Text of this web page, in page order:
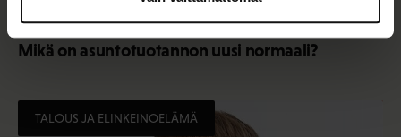
11.6.2020Hannu Jouhki
Mikä on asuntotuotannon uusi normaali?
TALOUS JA ELINKEINOELÄMÄ